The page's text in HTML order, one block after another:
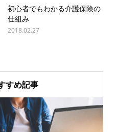
初心者でもわかる介護保険の
仕組み
2018.02.27
すめ記事